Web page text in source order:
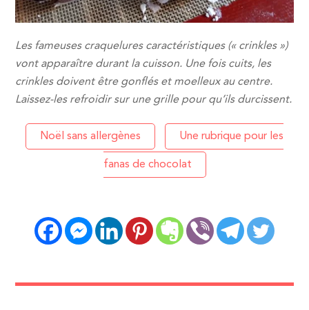
Les fameuses craquelures caractéristiques (« crinkles »)
vont apparaître durant la cuisson. Une fois cuits, les
crinkles doivent être gonflés et moelleux au centre.
Laissez-les refroidir sur une grille pour qu’ils durcissent.
Noël sans allergènes Une rubrique pour les
fanas de chocolat